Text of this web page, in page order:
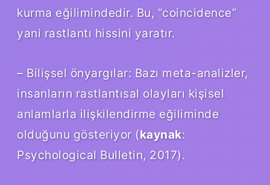
kurma eğilimindedir. Bu, “coincidence”
yani rastlantı hissini yaratır.
– Bilişsel önyargılar: Bazı meta-analizler,
insanların rastlantısal olayları kişisel
anlamlarla ilişkilendirme eğiliminde
olduğunu gösteriyor (kaynak:
Psychological Bulletin, 2017).